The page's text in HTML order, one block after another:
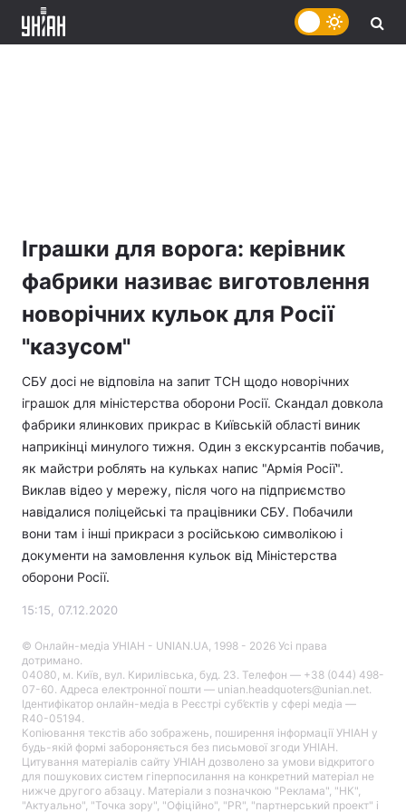
Іграшки для ворога: керівник
фабрики називає виготовлення
новорічних кульок для Росії
"казусом"
СБУ досі не відповіла на запит ТСН щодо новорічних
іграшок для міністерства оборони Росії. Скандал довкола
фабрики ялинкових прикрас в Київській області виник
наприкінці минулого тижня. Один з екскурсантів побачив,
як майстри роблять на кульках напис "Армія Росії".
Виклав відео у мережу, після чого на підприємство
навідалися поліцейські та працівники СБУ. Побачили
вони там і інші прикраси з російською символікою і
документи на замовлення кульок від Міністерства
оборони Росії.
15:15, 07.12.2020
© Онлайн-медіа УНІАН - UNIAN.UA, 1998 - 2026 Усі права
дотримано.
04080, м. Київ, вул. Кирилівська, буд. 23. Телефон — +38 (044) 498-
07-60. Адреса електронної пошти — unian.headquoters@unian.net.
Ідентифікатор онлайн-медіа в Реєстрі суб’єктів у сфері медіа —
R40-05194.
Копіювання текстів або зображень, поширення інформації УНІАН у
будь-якій формі забороняється без письмової згоди УНІАН.
Цитування матеріалів сайту УНІАН дозволено за умови відкритого
для пошукових систем гіперпосилання на конкретний матеріал не
нижче другого абзацу. Матеріали з позначкою "Реклама", "НК",
"Актуально", "Точка зору", "Офіційно", "PR", "партнерський проект" і